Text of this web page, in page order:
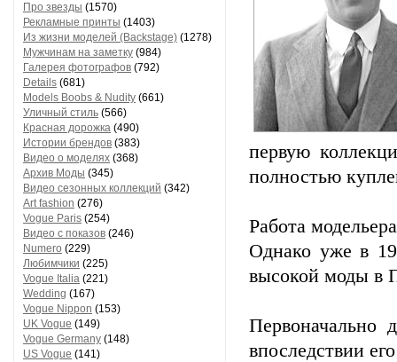
Про звезды (1570)
Рекламные принты (1403)
Из жизни моделей (Backstage) (1278)
Мужчинам на заметку (984)
Галерея фотографов (792)
Details (681)
Models Boobs & Nudity (661)
Уличный стиль (566)
Красная дорожка (490)
Истории брендов (383)
Видео о моделях (368)
Архив Моды (345)
Видео сезонных коллекций (342)
Art fashion (276)
Vogue Paris (254)
Видео с показов (246)
Numero (229)
Любимчики (225)
Vogue Italia (221)
Wedding (167)
Vogue Nippon (153)
UK Vogue (149)
Vogue Germany (148)
US Vogue (141)
первую
полностью
Работа
Однако уже в
высокой моды в
Первоначально
впоследствии